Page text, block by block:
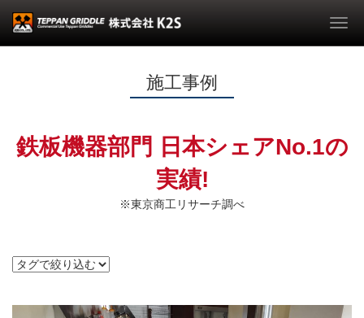
施工事例
鉄板機器部門 日本シェアNo.1の
実績!
※東京商工リサーチ調べ